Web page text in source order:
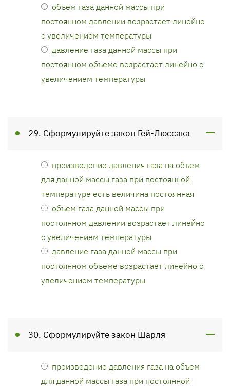
объем газа данной массы при
постоянном давлении возрастает линейно
с увеличением температуры
давление газа данной массы при
постоянном объеме возрастает линейно с
увеличением температуры
29. Сформулируйте закон Гей-Люссака
произведение давления газа на объем
для данной массы газа при постоянной
температуре есть величина постоянная
объем газа данной массы при
постоянном давлении возрастает линейно
с увеличением температуры
давление газа данной массы при
постоянном объеме возрастает линейно с
увеличением температуры
30. Сформулируйте закон Шарля
произведение давления газа на объем
для данной массы газа при постоянной